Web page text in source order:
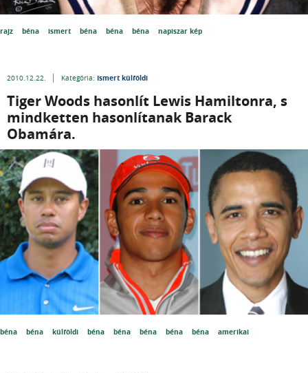
rajz béna ismert béna béna béna napiszar kép
2010.12.22. Kategória: Ismert külföldi
Tiger Woods hasonlít Lewis Hamiltonra, s
mindketten hasonlítanak Barack
Obamára.
béna béna külföldi béna béna béna béna béna amerikai